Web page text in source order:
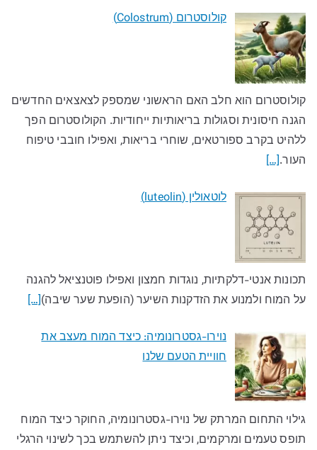
קולוסטרום (Colostrum)
קולוסטרום הוא חלב האם הראשוני שמספק לצאצאים החדשים
הגנה חיסונית וסגולות בריאותיות ייחודיות. הקולוסטרום הפך
ללהיט בקרב ספורטאים, שוחרי בריאות, ואפילו חובבי טיפוח
העור.[…]
לוטאולין (luteolin)
תכונות אנטי-דלקתיות, נוגדות חמצון ואפילו פוטנציאל להגנה
על המוח ולמנוע את הזדקנות השיער (הופעת שער שיבה)[…]
נוירו-גסטרונומיה: כיצד המוח מעצב את
חוויית הטעם שלנו​
גילוי התחום המרתק של נוירו-גסטרונומיה, החוקר כיצד המוח
תופס טעמים ומרקמים, וכיצד ניתן להשתמש בכך לשינוי הרגלי